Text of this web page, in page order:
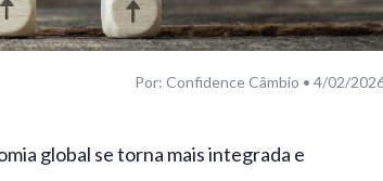
Por: Confidence Câmbio • 4/02/
global se torna mais integrada e